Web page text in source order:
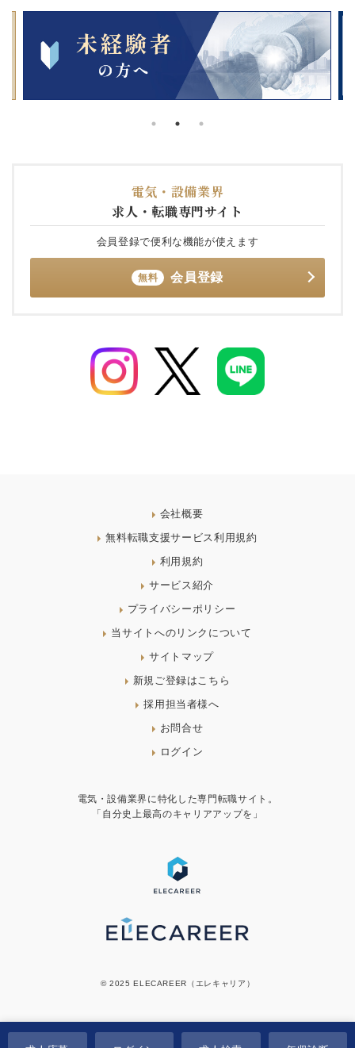
電気・設備業界
求人・転職専門サイト
会員登録で便利な機能が使えます
無料 会員登録
会社概要
無料転職支援サービス利用規約
利用規約
サービス紹介
プライバシーポリシー
当サイトへのリンクについて
サイトマップ
新規ご登録はこちら
採用担当者様へ
お問合せ
ログイン
電気・設備業界に特化した専門転職サイト。
「自分史上最高のキャリアアップを」
© 2025 ELECAREER（エレキャリア）